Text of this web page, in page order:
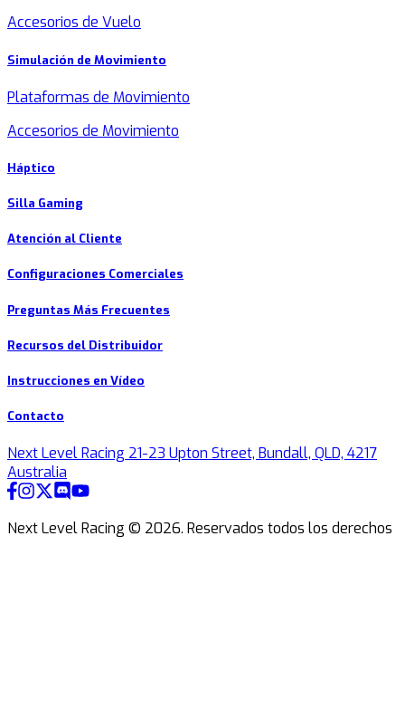
Accesorios de Vuelo
Simulación de Movimiento
Plataformas de Movimiento
Accesorios de Movimiento
Háptico
Silla Gaming
Atención al Cliente
Configuraciones Comerciales
Preguntas Más Frecuentes
Recursos del Distribuidor
Instrucciones en Vídeo
Contacto
Next Level Racing 21-23 Upton Street, Bundall, QLD, 4217
Australia
Next Level Racing © 2026. Reservados todos los derechos